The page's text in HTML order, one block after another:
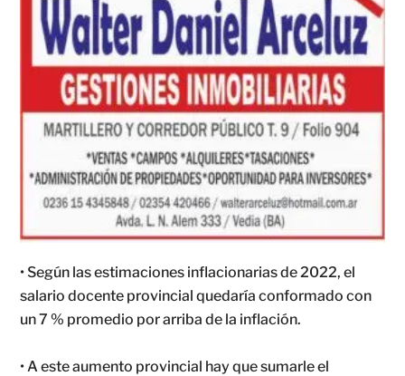
• Según las estimaciones inflacionarias de 2022, el
salario docente provincial quedaría conformado con
un 7 % promedio por arriba de la inflación.
• A este aumento provincial hay que sumarle el